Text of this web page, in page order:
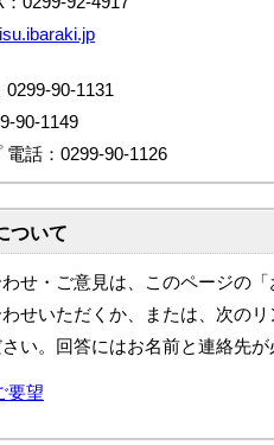
90-1131
90-1149
話：0299-90-1126
ついて
せ・ご意見は、このページの
せいただくか、または、次の
い。回答にはお名前と連絡先が
要望